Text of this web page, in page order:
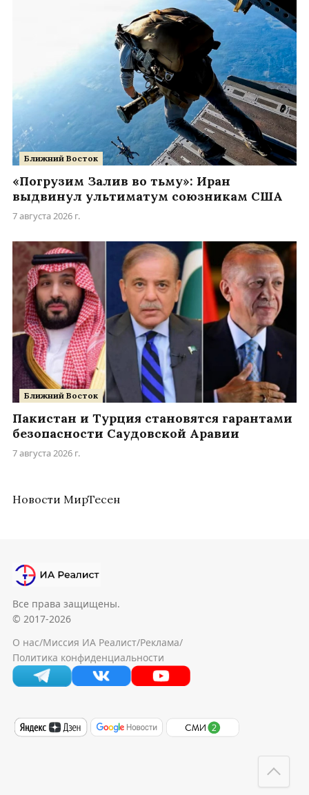
Ближний Восток
«Погрузим Залив во тьму»: Иран
выдвинул ультиматум союзникам США
7 августа 2026 г.
Ближний Восток
Пакистан и Турция становятся гарантами
безопасности Саудовской Аравии
7 августа 2026 г.
Новости МирТесен
Все права защищены.
© 2017-2026
О нас/Миссия ИА Реалист/Реклама/
Политика конфиденциальности